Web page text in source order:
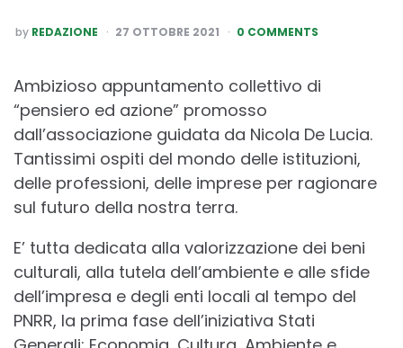
POSTED
BY
by REDAZIONE 27 OTTOBRE 2021 0 COMMENTS
Ambizioso appuntamento collettivo di
“pensiero ed azione” promosso
dall’associazione guidata da Nicola De Lucia.
Tantissimi ospiti del mondo delle istituzioni,
delle professioni, delle imprese per ragionare
sul futuro della nostra terra.
E’ tutta dedicata alla valorizzazione dei beni
culturali, alla tutela dell’ambiente e alle sfide
dell’impresa e degli enti locali al tempo del
PNRR, la prima fase dell’iniziativa Stati